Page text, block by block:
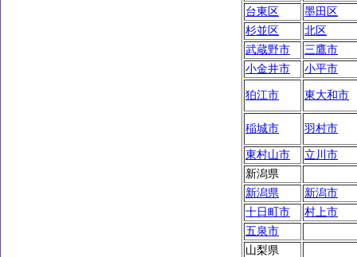
台東区
墨田区
杉並区
北区
武蔵野市
三鷹市
小金井市
小平市
狛江市 東大和市
稲城市 羽村市
東村山市
立川市
新潟県
新潟県
新潟市
十日町市
村上市
五泉市
山梨県